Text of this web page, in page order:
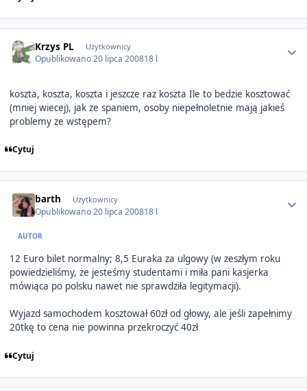
Krzys PL Użytkownicy
Opublikowano20 lipca 200818 l
koszta, koszta, koszta i jeszcze raz koszta Ile to bedzie kosztować
(mniej wiecej), jak ze spaniem, osoby niepełnoletnie mają jakieś
problemy ze wstępem?
Cytuj
barth Użytkownicy
Opublikowano20 lipca 200818 l
AUTOR
12 Euro bilet normalny; 8,5 Euraka za ulgowy (w zeszłym roku
powiedzieliśmy, że jesteśmy studentami i miła pani kasjerka
mówiąca po polsku nawet nie sprawdziła legitymacji).
Wyjazd samochodem kosztował 60zł od głowy, ale jeśli zapełnimy
20tkę to cena nie powinna przekroczyć 40zł
Cytuj